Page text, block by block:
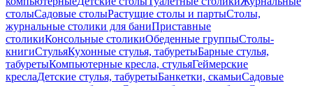
столыСадовые столыРастущие столы и партыСтолы,
журнальные столики для баниПриставные
столикиКонсольные столикиОбеденные группыСтолы-
книгиСтульяКухонные стулья, табуретыБарные стулья,
табуретыКомпьютерные кресла, стульяГеймерские
креслаДетские стулья, табуретыБанкетки, скамьиСадовые